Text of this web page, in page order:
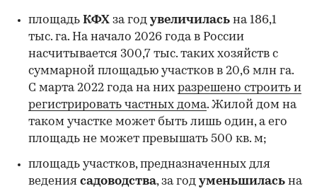
площадь КФХ за год увеличилась на 186,1
тыс. га. На начало 2026 года в России
насчитывается 300,7 тыс. таких хозяйств c
суммарной площадью участков в 20,6 млн га.
С марта 2022 года на них разрешено строить и
регистрировать частных дома. Жилой дом на
таком участке может быть лишь один, а его
площадь не может превышать 500 кв. м;
площадь участков, предназначенных для
ведения садоводства, за год уменьшилась на